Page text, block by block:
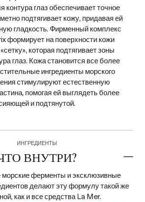
контура глаз обеспечивает точное
подтягивает кожу, придавая ей
гладкость. Фирменный комплекс
формирует на поверхности кожи
которая подтягивает зоны
глаз. Кожа становится все более
ингредиенты морского
стимулируют естественную
помогая ей выглядеть более
и подтянутой.
ИНГРЕДИЕНТЫ
ВНУТРИ?
морские ферменты и эксклюзивные
делают эту формулу такой же
как и все средства La Mer.